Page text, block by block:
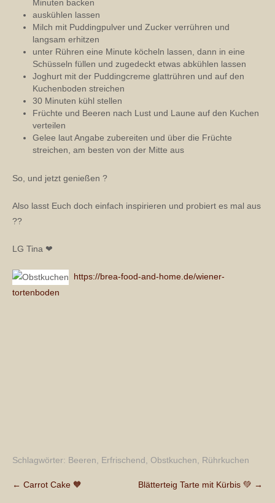
Minuten backen
auskühlen lassen
Milch mit Puddingpulver und Zucker verrühren und
langsam erhitzen
unter Rühren eine Minute köcheln lassen, dann in eine
Schüsseln füllen und zugedeckt etwas abkühlen lassen
Joghurt mit der Puddingcreme glattrühren und auf den
Kuchenboden streichen
30 Minuten kühl stellen
Früchte und Beeren nach Lust und Laune auf den Kuchen
verteilen
Gelee laut Angabe zubereiten und über die Früchte
streichen, am besten von der Mitte aus
So, und jetzt genießen ?
Also lasst Euch doch einfach inspirieren und probiert es mal aus
??
LG Tina ❤
https://brea-food-and-home.de/wiener-
tortenboden
Schlagwörter: Beeren Erfrischend Obstkuchen Rührkuchen
Post
← Carrot Cake 🧡 Blätterteig Tarte mit Kürbis 💚 →